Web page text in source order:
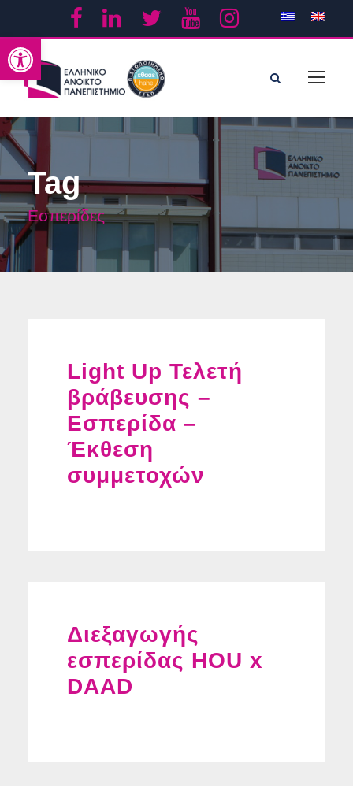
Ανοίξτε τη γραμμή εργαλείων
Tag
Εσπερίδες
Light Up Τελετή
βράβευσης –
Εσπερίδα –
Έκθεση
συμμετοχών
Διεξαγωγής
εσπερίδας HOU x
DAAD